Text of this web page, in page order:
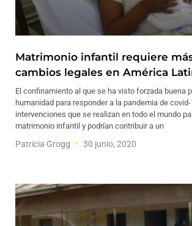
Matrimonio infantil requiere
cambios legales en América
El confinamiento al que se ha visto forzada buena
humanidad para responder a la pandemia de
intervenciones que se realizan en todo el mundo
matrimonio infantil y podrían contribuir a un
Patricia Grogg 30 junio, 2020